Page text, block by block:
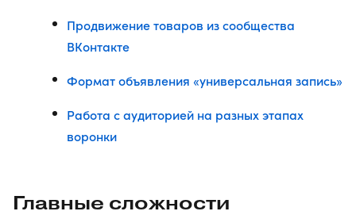
Продвижение товаров из сообщества
ВКонтакте
Формат объявления «универсальная запись»
Работа с аудиторией на разных этапах
воронки
Главные сложности